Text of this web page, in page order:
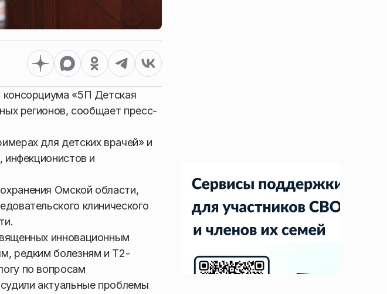
консорциума «5П Детская
регионов, сообщает пресс-
для детских врачей» и
инфекционистов и
Омской области,
клинического
инновационным
редким болезням и Т2-
по вопросам
актуальные проблемы